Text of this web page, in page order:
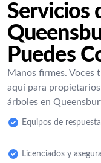
Servicios
Puedes
Manos firmes. Voces
aquí para
árboles en
Equipos de
Licenciados y